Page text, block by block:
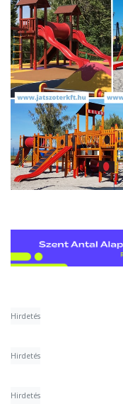
Hirdetés
Hirdetés
Hirdetés